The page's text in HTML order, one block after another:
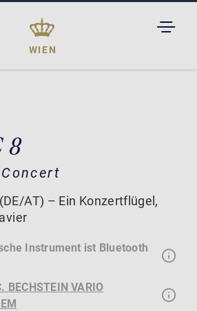
WIEN
8
AT) – Ein Konzertflügel,
Instrument ist Bluetooth
BECHSTEIN VARIO